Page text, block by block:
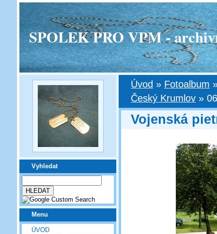
SPOLEK PRO VPM -
Vyhledat
Menu
ÚVOD
Úvod » Fotoalbum
Český Krumlov »
Vojenská